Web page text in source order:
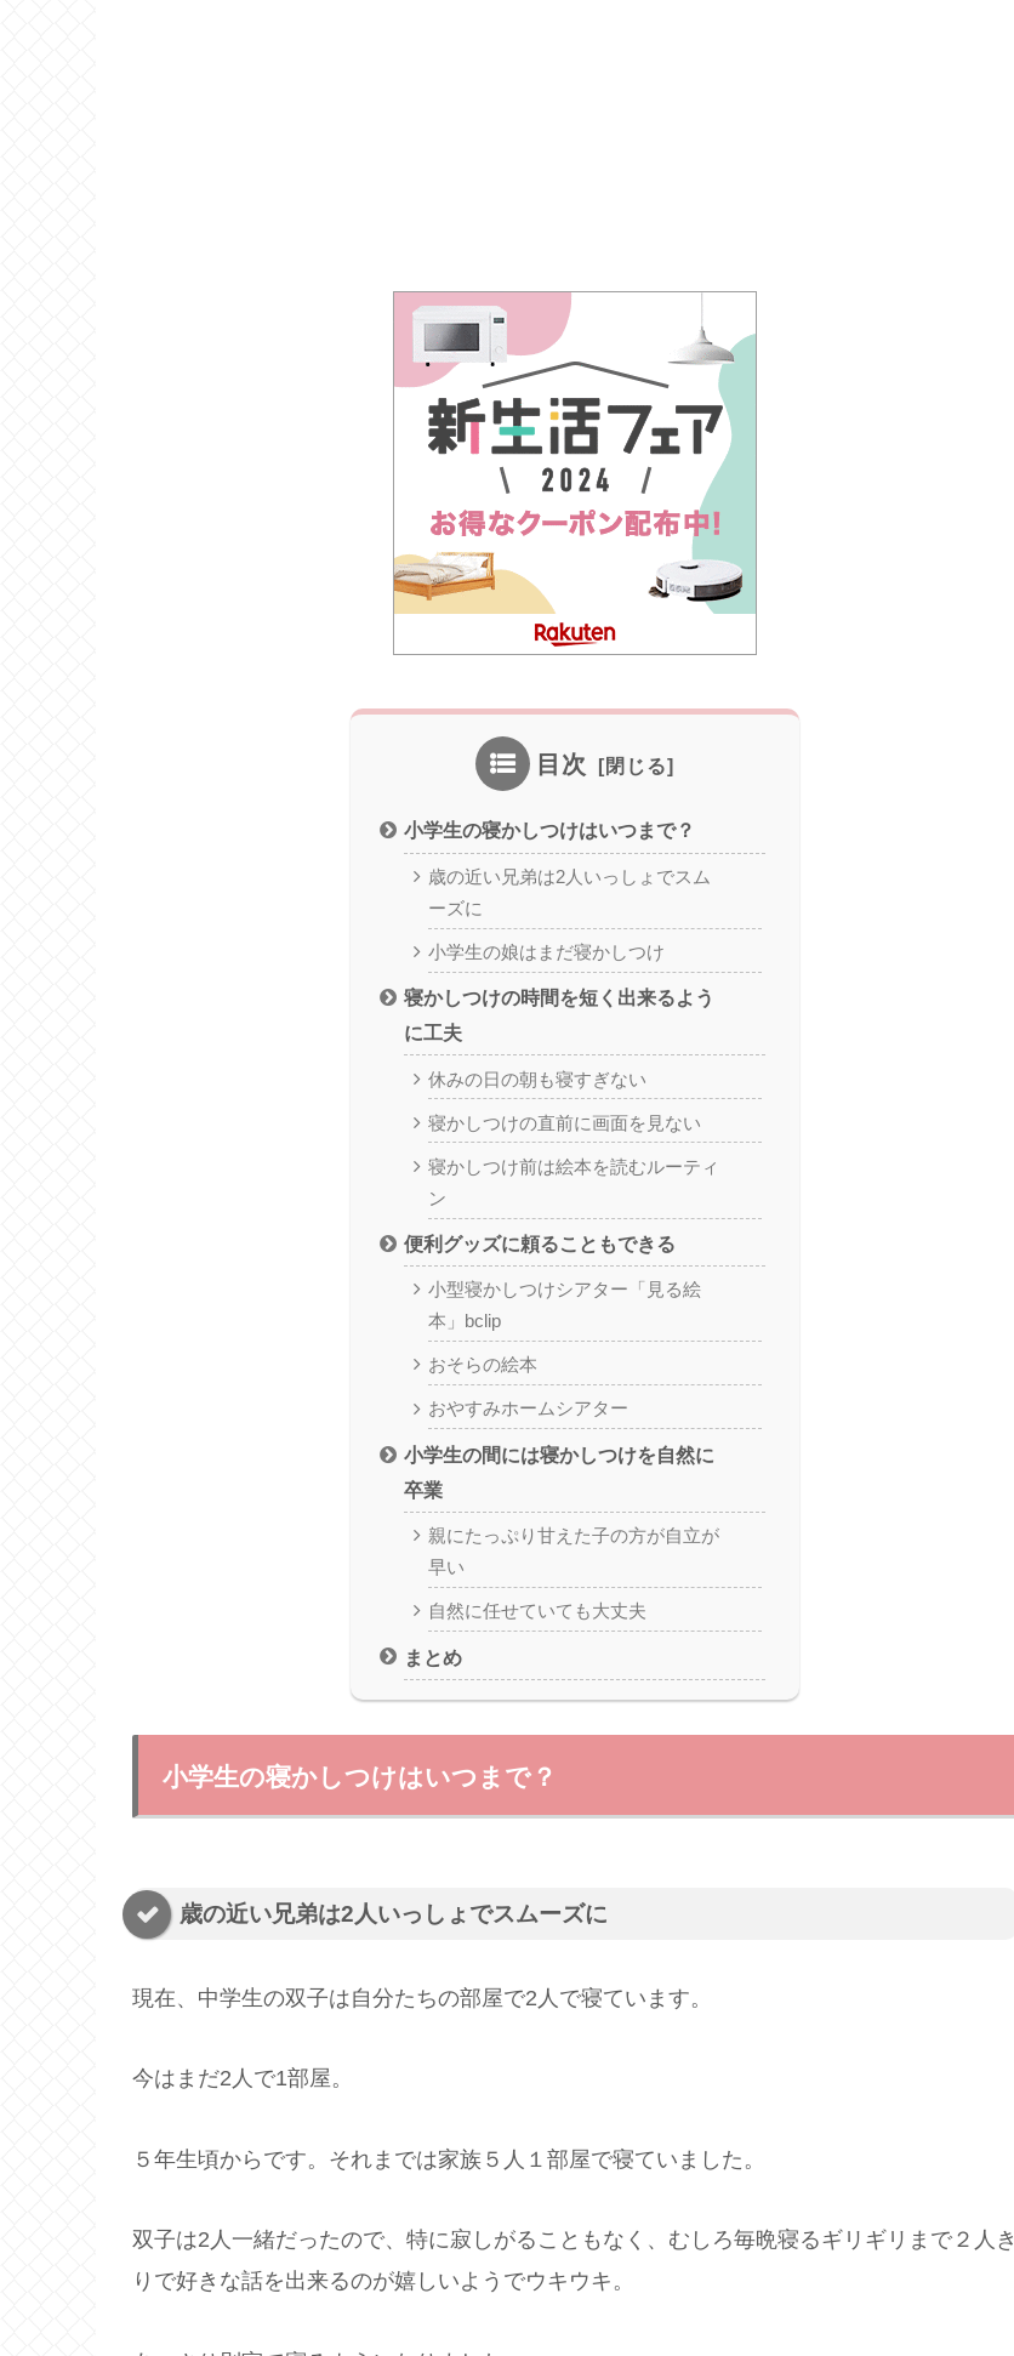
目次
小学生の寝かしつけはいつまで？
歳の近い兄弟は2人いっしょでスム
ーズに
小学生の娘はまだ寝かしつけ
寝かしつけの時間を短く出来るよう
に工夫
休みの日の朝も寝すぎない
寝かしつけの直前に画面を見ない
寝かしつけ前は絵本を読むルーティ
ン
便利グッズに頼ることもできる
小型寝かしつけシアター「見る絵
本」bclip
おそらの絵本
おやすみホームシアター
小学生の間には寝かしつけを自然に
卒業
親にたっぷり甘えた子の方が自立が
早い
自然に任せていても大丈夫
まとめ
小学生の寝かしつけはいつまで？
歳の近い兄弟は2人いっしょでスムーズに
現在、中学生の双子は自分たちの部屋で2人で寝ています。
今はまだ2人で1部屋。
５年生頃からです。それまでは家族５人１部屋で寝ていました。
双子は2人一緒だったので、特に寂しがることもなく、むしろ毎晩寝るギリギリまで２人き
りで好きな話を出来るのが嬉しいようでウキウキ。